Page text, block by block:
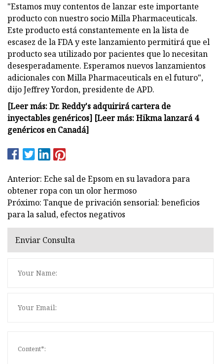
"Estamos muy contentos de lanzar este importante
producto con nuestro socio Milla Pharmaceuticals.
Este producto está constantemente en la lista de
escasez de la FDA y este lanzamiento permitirá que el
producto sea utilizado por pacientes que lo necesitan
desesperadamente. Esperamos nuevos lanzamientos
adicionales con Milla Pharmaceuticals en el futuro",
dijo Jeffrey Yordon, presidente de APD.
[Leer más: Dr. Reddy's adquirirá cartera de
inyectables genéricos] [Leer más: Hikma lanzará 4
genéricos en Canadá]
Anterior: Eche sal de Epsom en su lavadora para
obtener ropa con un olor hermoso
Próximo: Tanque de privación sensorial: beneficios
para la salud, efectos negativos
Enviar Consulta